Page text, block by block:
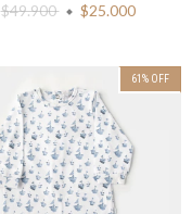
$49.900
$25.000
61 % OFF